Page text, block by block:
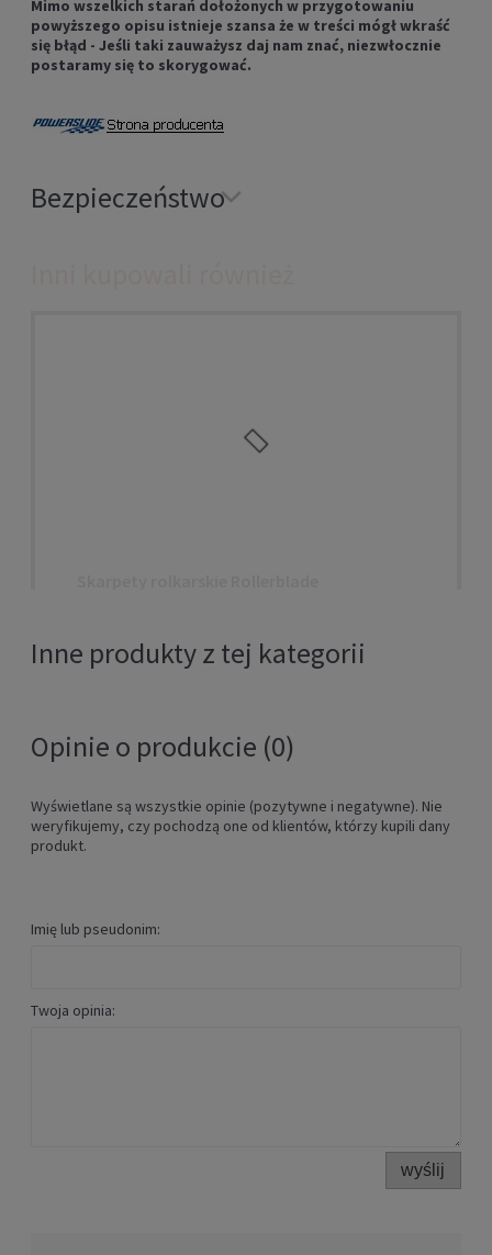
Mimo wszelkich starań dołożonych w przygotowaniu
powyższego opisu istnieje szansa że w treści mógł wkraść
się błąd - Jeśli taki zauważysz daj nam znać, niezwłocznie
postaramy się to skorygować.
Bezpieczeństwo
49,00 zł
Inne produkty z tej kategorii
Opinie o produkcie (0)
Wyświetlane są wszystkie opinie (pozytywne i negatywne). Nie
weryfikujemy, czy pochodzą one od klientów, którzy kupili dany
produkt.
Imię lub pseudonim:
Twoja opinia:
wyślij